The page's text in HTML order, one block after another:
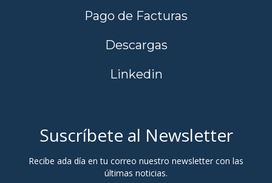
Pago de Facturas
Descargas
Linkedin
Suscríbete al Newsletter
Recibe ada día en tu correo nuestro newsletter con las
últimas noticias.